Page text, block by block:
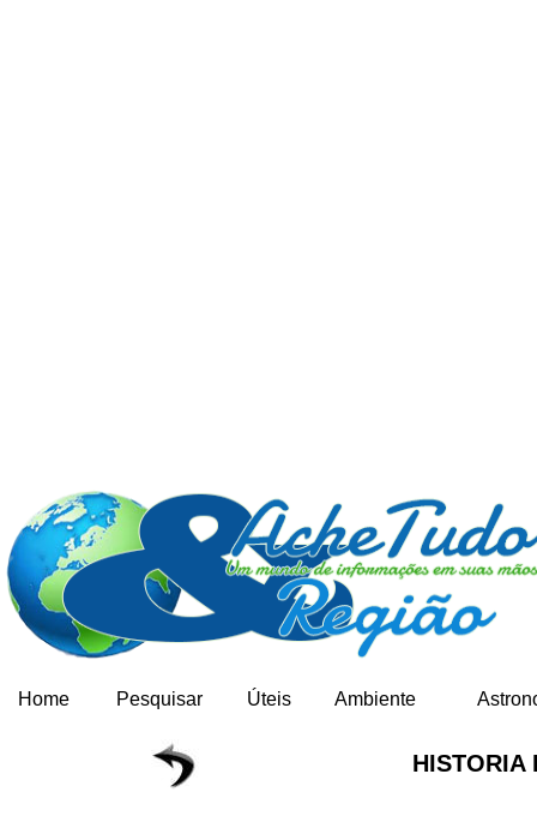
Home Pesquisar Úteis Ambiente
HISTORIA